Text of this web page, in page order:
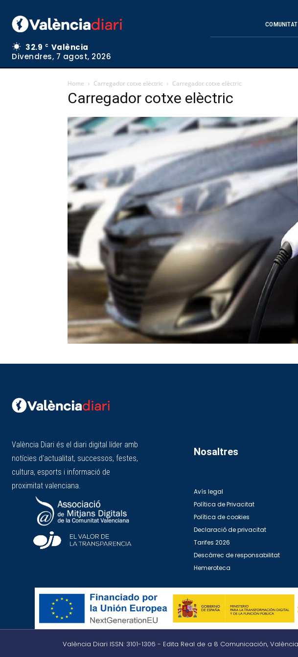
32.9 C
València
Divendres, 7 agost, 2026
Home Carregador cotxe elèctric Carregador cotxe elèctric
Carregador cotxe elèctric
València Diari és el diari digital líder amb
notícies d'actualitat, successos, festes,
cultura, esports i informació de
proximitat valenciana.
Nosaltres
Avís legal
Política de Privacitat
Política de cookies
Declaració de privacitat
Tarifes 2026
Descàrrec de responsabilitat
Hemeroteca
València Diari ISSN: 3101-1306 - Edita Real de a 8 Comunicación,